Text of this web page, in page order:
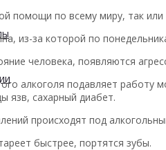
помощи по всему миру, так
из-за которой по
человека, появляются
алкоголя подавляет работу
язв, сахарный диабет.
происходят под
быстрее, портятся зубы.